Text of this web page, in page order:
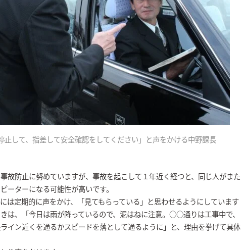
止して、指差して安全確認をしてください」と声をかける中野課長
故防止に努めていますが、事故を起こして１年近く経つと、同じ人がまた
ターになる可能性が高いです。
は定期的に声をかけ、「見てもらっている」と思わせるようにしています
は、「今日は雨が降っているので、泥はねに注意。○○通りは工事中で、
イン近くを通るかスピードを落として通るように」と、理由を挙げて具体